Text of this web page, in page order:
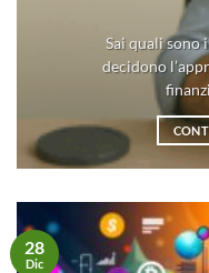
Sai quali sono
decidono
28
Dic